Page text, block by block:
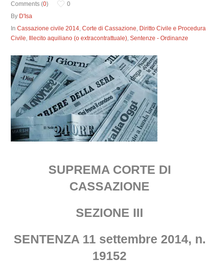
Comments (0)
0
By D'Isa
InCassazione civile 2014,Corte di Cassazione, Diritto Civile e Procedura
Civile, Illecito aquiliano (o extracontrattuale),Sentenze - Ordinanze
SUPREMA CORTE DI
CASSAZIONE
SEZIONE III
SENTENZA 11 settembre 2014, n.
19152